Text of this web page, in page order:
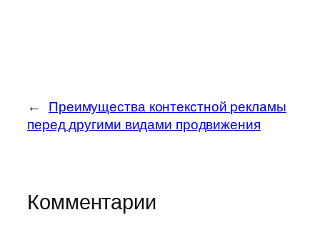
←
Преимущества контекстной рекламы
перед другими видами продвижения
Комментарии